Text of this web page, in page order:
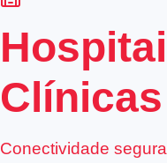
Clínicas
Conectividade